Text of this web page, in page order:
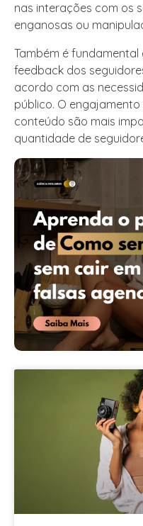
nas interações com os
enganosas ou
Também é
feedback dos
acordo com as
público. O
conteúdo são mais
quantidade de